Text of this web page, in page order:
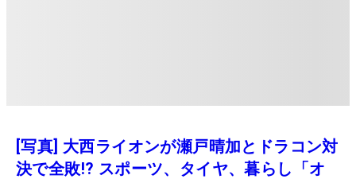
[写真] 大西ライオンが瀬戸晴加とドラコン対
決で全敗!? スポーツ、タイヤ、暮らし「オ